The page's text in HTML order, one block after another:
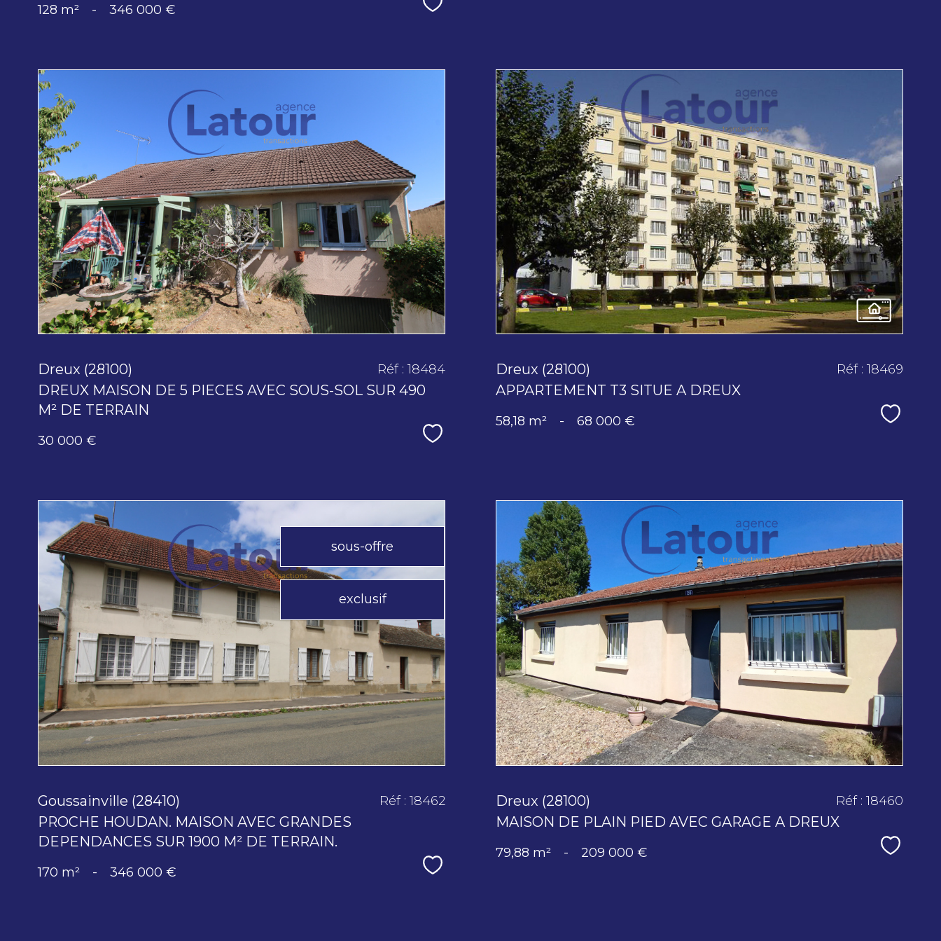
128 m² - 346 000 € Sélectionner
voir le
bien
Dreux (28100)
DREUX MAISON DE 5 PIECES AVEC SOUS-SOL SUR 490
M² DE TERRAIN
Réf : 18484
30 000 € Sélectionner
voir le
bien
Dreux (28100)
APPARTEMENT T3 SITUE A DREUX
Réf : 18469
58,18 m² - 68 000 €
sous-offre
exclusif
voir le
bien
Goussainville (28410)
PROCHE HOUDAN. MAISON AVEC GRANDES
DEPENDANCES SUR 1900 M² DE TERRAIN.
Réf : 18462
170 m² - 346 000 € Sélectionner
voir le
bien
Dreux (28100)
MAISON DE PLAIN PIED AVEC GARAGE A DREUX
Réf : 18460
79,88 m² - 209 000 €